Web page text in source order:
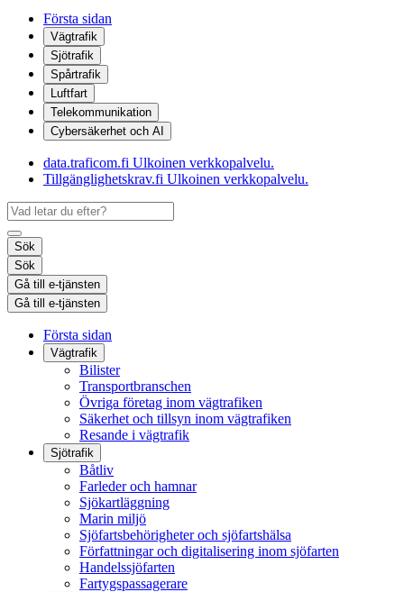
Första sidan
Vägtrafik
Sjötrafik
Spårtrafik
Luftfart
Telekommunikation
Cybersäkerhet och AI
data.traficom.fi Ulkoinen verkkopalvelu.
Tillgänglighetskrav.fi Ulkoinen verkkopalvelu.
Sök
Sök
Gå till e-tjänsten
Gå till e-tjänsten
Första sidan
Vägtrafik
Bilister
Transportbranschen
Övriga företag inom vägtrafiken
Säkerhet och tillsyn inom vägtrafiken
Resande i vägtrafik
Sjötrafik
Båtliv
Farleder och hamnar
Sjökartläggning
Marin miljö
Sjöfartsbehörigheter och sjöfartshälsa
Författningar och digitalisering inom sjöfarten
Handelssjöfarten
Fartygspassagerare